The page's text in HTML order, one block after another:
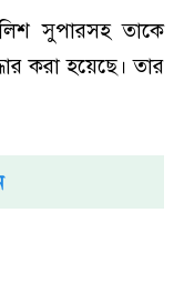
সুপারসহ তাকে
করা হয়েছে। তার